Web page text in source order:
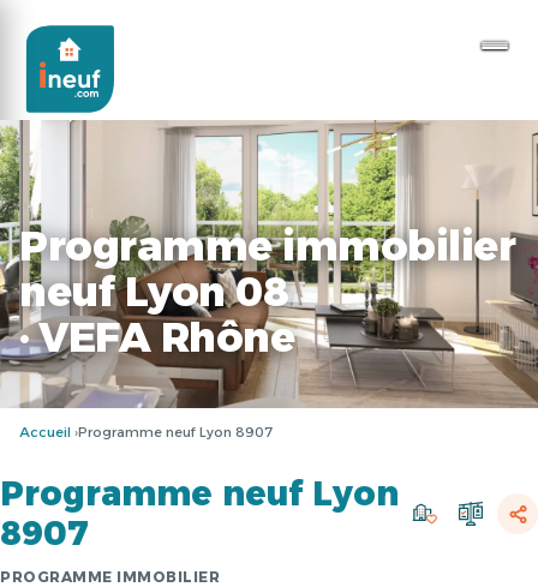
Programme immobilier
neuf Lyon 08
· VEFA Rhône
Accueil Programme neuf Lyon 8907
Programme neuf Lyon
8907
PROGRAMME IMMOBILIER